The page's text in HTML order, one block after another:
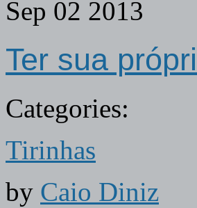
Sep 02 2013
Ter sua
Categories:
Tirinhas
by Caio Diniz